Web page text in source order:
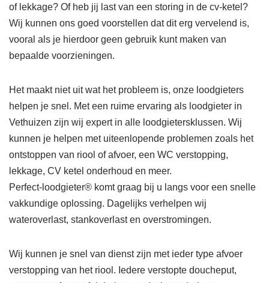
of lekkage? Of heb jij last van een storing in de cv-ketel?
Wij kunnen ons goed voorstellen dat dit erg vervelend is,
vooral als je hierdoor geen gebruik kunt maken van
bepaalde voorzieningen.
Het maakt niet uit wat het probleem is, onze loodgieters
helpen je snel. Met een ruime ervaring als loodgieter in
Vethuizen zijn wij expert in alle loodgietersklussen. Wij
kunnen je helpen met uiteenlopende problemen zoals het
ontstoppen van riool of afvoer, een WC verstopping,
lekkage, CV ketel onderhoud en meer.
Perfect-loodgieter® komt graag bij u langs voor een snelle
vakkundige oplossing. Dagelijks verhelpen wij
wateroverlast, stankoverlast en overstromingen.
Wij kunnen je snel van dienst zijn met ieder type afvoer
verstopping van het riool. Iedere verstopte doucheput,